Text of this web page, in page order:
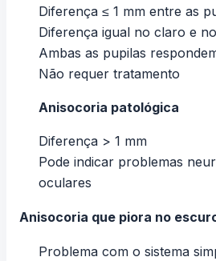
Diferença ≤ 1 mm entre as
Diferença igual no claro e
Ambas as pupilas
Não requer tratamento
Anisocoria patológica
Diferença > 1 mm
Pode indicar problemas
oculares
Anisocoria que piora no
Problema com o sistema